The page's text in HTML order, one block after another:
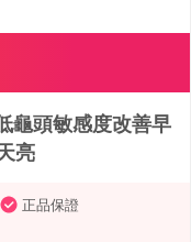
龜頭敏感度改善早
亮
正品保證